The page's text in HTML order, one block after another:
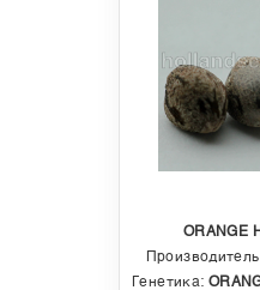
ORANGE
Генетика: ORANGE